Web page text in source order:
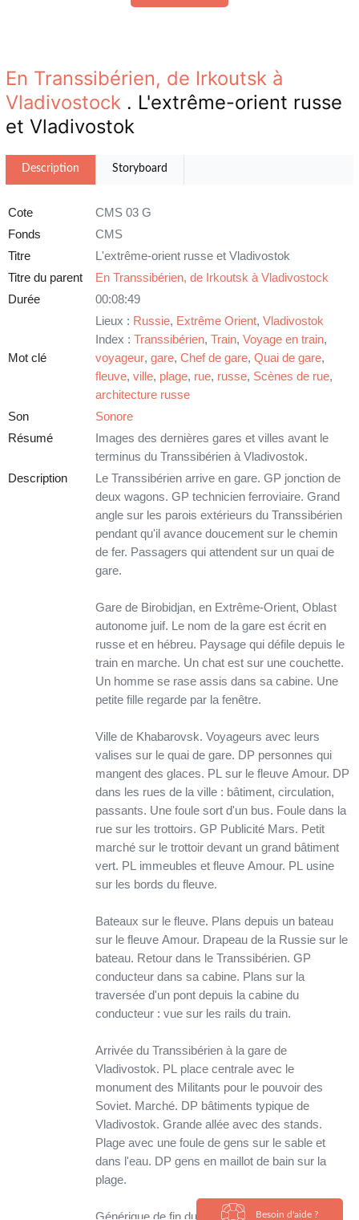
En Transsibérien, de Irkoutsk à
Vladivostock . L'extrême-orient russe
et Vladivostok
Description Storyboard
Cote
CMS 03 G
Fonds
CMS
Titre
L'extrême-orient russe et Vladivostok
Titre du parent
En Transsibérien, de Irkoutsk à Vladivostock
Durée
00:08:49
Mot clé
Lieux : Russie, Extrême Orient, Vladivostok
Index : Transsibérien, Train, Voyage en train,
voyageur, gare, Chef de gare, Quai de gare,
fleuve, ville, plage, rue, russe, Scènes de rue,
architecture russe
Son
Sonore
Résumé
Images des dernières gares et villes avant le
terminus du Transsibérien à Vladivostok.
Description
Le Transsibérien arrive en gare. GP jonction de
deux wagons. GP technicien ferroviaire. Grand
angle sur les parois extérieurs du Transsibérien
pendant qu'il avance doucement sur le chemin
de fer. Passagers qui attendent sur un quai de
gare.
Gare de Birobidjan, en Extrême-Orient, Oblast
autonome juif. Le nom de la gare est écrit en
russe et en hébreu. Paysage qui défile depuis le
train en marche. Un chat est sur une couchette.
Un homme se rase assis dans sa cabine. Une
petite fille regarde par la fenêtre.
Ville de Khabarovsk. Voyageurs avec leurs
valises sur le quai de gare. DP personnes qui
mangent des glaces. PL sur le fleuve Amour. DP
dans les rues de la ville : bâtiment, circulation,
passants. Une foule sort d'un bus. Foule dans la
rue sur les trottoirs. GP Publicité Mars. Petit
marché sur le trottoir devant un grand bâtiment
vert. PL immeubles et fleuve Amour. PL usine
sur les bords du fleuve.
Bateaux sur le fleuve. Plans depuis un bateau
sur le fleuve Amour. Drapeau de la Russie sur le
bateau. Retour dans le Transsibérien. GP
conducteur dans sa cabine. Plans sur la
traversée d'un pont depuis la cabine du
conducteur : vue sur les rails du train.
Arrivée du Transsibérien à la gare de
Vladivostok. PL place centrale avec le
monument des Militants pour le pouvoir des
Soviet. Marché. DP bâtiments typique de
Vladivostok. Grande allée avec des stands.
Plage avec une foule de gens sur le sable et
dans l'eau. DP gens en maillot de bain sur la
plage.
Générique de fin du film avec une compilation
Besoin d'aide ?